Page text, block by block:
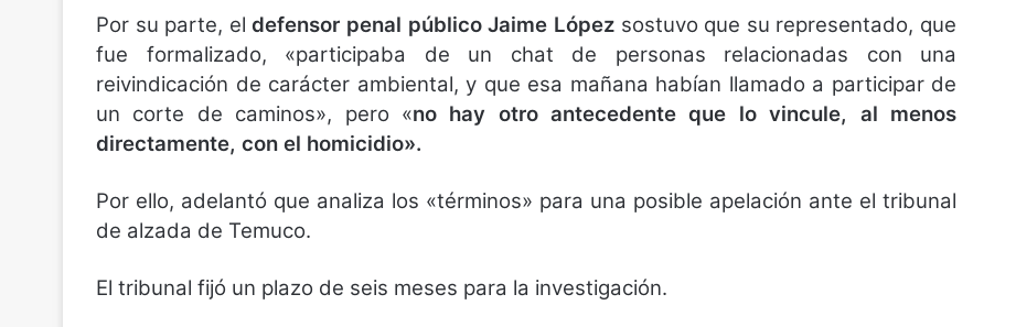
Por su parte, eldefensor penal público Jaime Lópezsostuvo que su representado, que
fue formalizado, «participaba de un chat de personas relacionadas con una
reivindicación de carácter ambiental, y que esa mañana habían llamado a participar de
un corte de caminos», pero «no hay otro antecedente que lo vincule, al menos
directamente, con el homicidio».
Por ello, adelantó que analiza los «términos» para una posible apelación ante el tribunal
de alzada de Temuco.
El tribunal fijó un plazo de seis meses para la investigación.